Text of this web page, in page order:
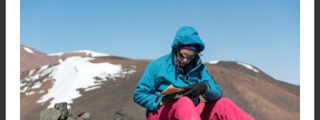
cumbres, y finalmente la principal, la
General Belgrano con 6080 metros sobre el
del mar. Nótese la proximidad de
campamento a la cumbre.